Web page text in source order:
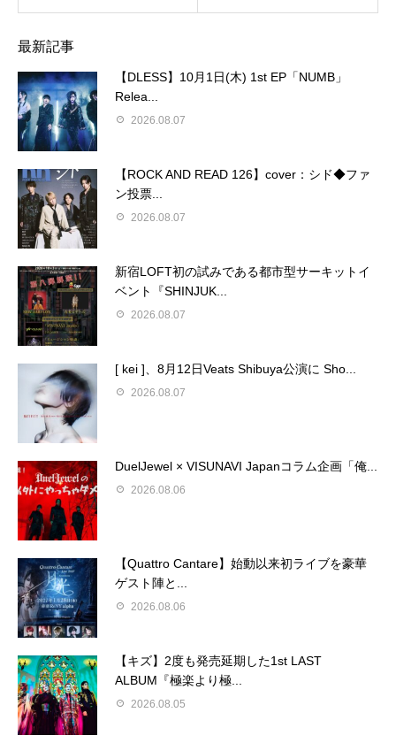
最新記事
【DLESS】10月1日(木) 1st EP「NUMB」
Relea...
2026.08.07
【ROCK AND READ 126】cover：シド◆ファ
ン投票...
2026.08.07
新宿LOFT初の試みである都市型サーキットイ
ベント『SHINJUK...
2026.08.07
[ kei ]、8月12日Veats Shibuya公演に Sho...
2026.08.07
DuelJewel × VISUNAVI Japanコラム企画「俺...
2026.08.06
【Quattro Cantare】始動以来初ライブを豪華
ゲスト陣と...
2026.08.06
【キズ】2度も発売延期した1st LAST
ALBUM『極楽より極...
2026.08.05